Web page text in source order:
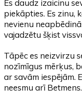
Es daudz izaicinu
piekāpties. Es zinu,
nevienu
vajadzētu šķist
Tāpēc es neizvirzu
nozīmīgus mērķus,
ar savām iespējām.
neesmu arī